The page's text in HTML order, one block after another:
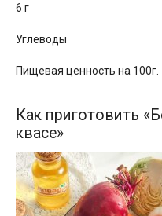
6 г
Углеводы
Пищевая ценность на 100г.
Как приготовить
квасе»